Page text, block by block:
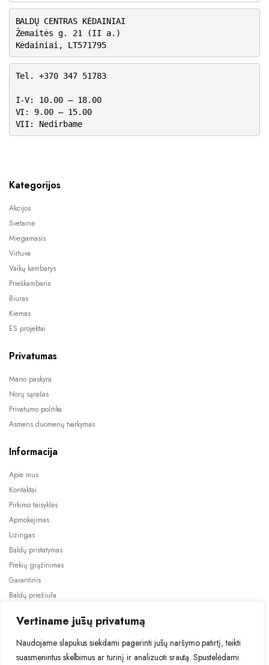
Vertiname jūsų privatumą
Naudojame slapukus siekdami pagerinti jūsų naršymo patirtį, teikti
suasmenintus skelbimus ar turinį ir analizuoti srautą. Spustelėdami
BALDŲ CENTRAS KĖDAINIAI
Žemaitės g. 21 (II a.)
Kėdainiai, LT571795
Tel. +370 347 51783
I-V: 10.00 – 18.00
VI: 9.00 – 15.00
VII: Nedirbame
Kategorijos
Akcijos
Svetainė
Miegamasis
Virtuvė
Vaikų kambarys
Prieškambaris
Biuras
Kiemas
ES projektai
Privatumas
Mano paskyra
Norų sąrašas
Privatumo politika
Asmens duomenų tvarkymas
Informacija
Apie mus
Kontaktai
Pirkimo taisyklės
Apmokėjimas
Lizingas
Baldų pristatymas
Prekių grąžinimas
Garantinis
Baldų priežiūra